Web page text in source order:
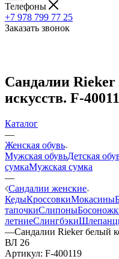
Телефоны
+7 978 799 77 25
Заказать звонок
Сандалии
искусств. F-
Каталог
—
Женская обувь
Мужская обувьДетская
сумкаМужская сумка
—
Сандалии женские
КедыКроссовкиМокасины
тапочкиСлипоны
летниеСлингбэки
—Сандалии Rieker белый
ВЛ 26
Артикул: F-400119